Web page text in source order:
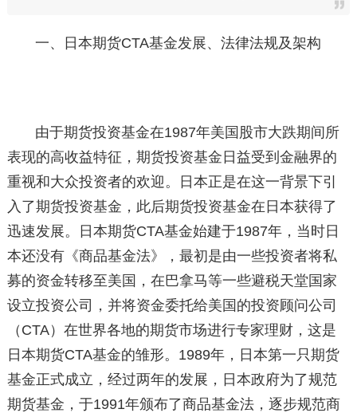
一、日本期货CTA基金发展、法律法规及架构
由于期货投资基金在1987年美国股市大跌期间所
表现的高收益特征，期货投资基金日益受到金融界的
重视和大众投资者的欢迎。日本正是在这一背景下引
入了期货投资基金，此后期货投资基金在日本获得了
迅速发展。日本期货CTA基金始建于1987年，当时日
本还没有《商品基金法》，最初是由一些投资者将私
募的资金转移至美国，在巴拿马等一些避税天堂国家
设立投资公司，并将资金委托给美国的投资顾问公司
（CTA）在世界各地的期货市场进行专家理财，这是
日本期货CTA基金的雏形。1989年，日本第一只期货
基金正式成立，经过两年的发展，日本政府为了规范
期货基金，于1991年颁布了商品基金法，逐步规范商